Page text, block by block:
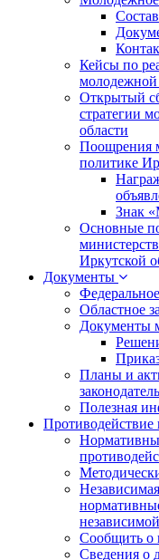
Состав
Кейсы по
Открытый
стратегии
области
Поощрения
политике
Знак
Основные
Иркутской
Документы
Областное
Документы
Планы и
Полезная
Противодействие
Сообщить о
Сведения о